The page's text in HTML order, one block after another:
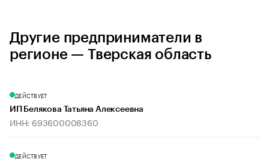
Другие предприниматели в
регионе — Тверская область
ДЕЙСТВУЕТ
ИП Белякова Татьяна Алексеевна
ИНН: 693600008360
ДЕЙСТВУЕТ